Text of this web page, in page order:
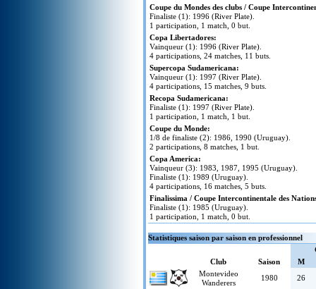
Coupe du Mondes des clubs / Coupe
Finaliste (1): 1996 (River Plate).
1 participation, 1 match, 0 but.
Copa Libertadores:
Vainqueur (1): 1996 (River Plate).
4 participations, 24 matches, 11 buts.
Supercopa Sudamericana:
Vainqueur (1): 1997 (River Plate).
4 participations, 15 matches, 9 buts.
Recopa Sudamericana:
Finaliste (1): 1997 (River Plate).
1 participation, 1 match, 1 but.
Coupe du Monde:
1/8 de finaliste (2): 1986, 1990 (Uruguay).
2 participations, 8 matches, 1 but.
Copa America:
Vainqueur (3): 1983, 1987, 1995 (Uruguay).
Finaliste (1): 1989 (Uruguay).
4 participations, 16 matches, 5 buts.
Finalissima / Coupe Intercontinentale des
Finaliste (1): 1985 (Uruguay).
1 participation, 1 match, 0 but.
Statistiques saison par saison en professionnel
Club
Saison
M
Montevideo
Wanderers
1980
26